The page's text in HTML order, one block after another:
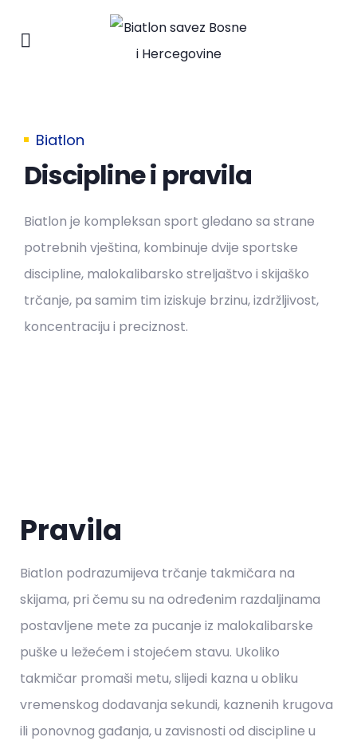
Biatlon
Discipline i pravila
Biatlon je kompleksan sport gledano sa strane
potrebnih vještina, kombinuje dvije sportske
discipline, malokalibarsko streljaštvo i skijaško
trčanje, pa samim tim iziskuje brzinu, izdržljivost,
koncentraciju i preciznost.
Pravila
Biatlon podrazumijeva trčanje takmičara na
skijama, pri čemu su na određenim razdaljinama
postavljene mete za pucanje iz malokalibarske
puške u ležećem i stojećem stavu. Ukoliko
takmičar promaši metu, slijedi kazna u obliku
vremenskog dodavanja sekundi, kaznenih krugova
ili ponovnog gađanja, u zavisnosti od discipline u